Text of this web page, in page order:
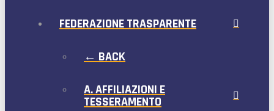
FEDERAZIONE TRASPARENTE
← BACK
A. AFFILIAZIONI E
TESSERAMENTO